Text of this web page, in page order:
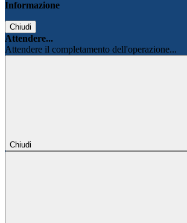
Informazione
Chiudi
Attendere...
Attendere il completamento dell'operazione...
Chiudi